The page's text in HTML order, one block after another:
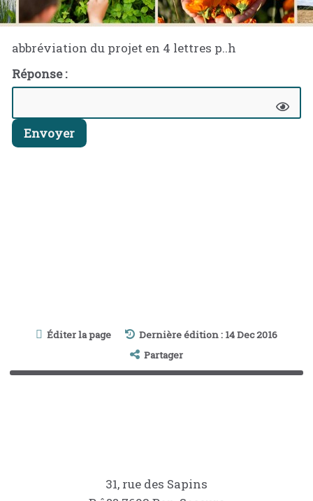
abbréviation du projet en 4 lettres p..h
Réponse :
Envoyer
Éditer la page
Dernière édition : 14 Dec 2016
Partager
31, rue des Sapins